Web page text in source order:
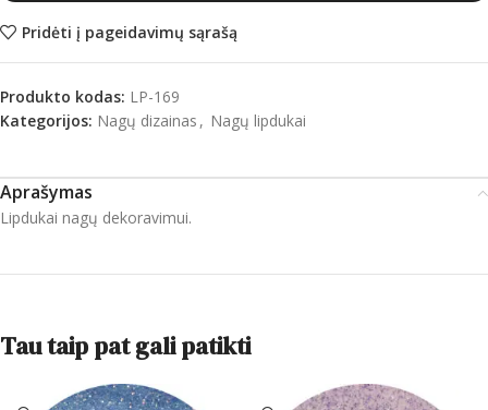
Pridėti į pageidavimų sąrašą
Produkto kodas: LP-169
Kategorijos: Nagų dizainas , Nagų lipdukai
Aprašymas
Lipdukai nagų dekoravimui.
Tau taip pat gali patikti